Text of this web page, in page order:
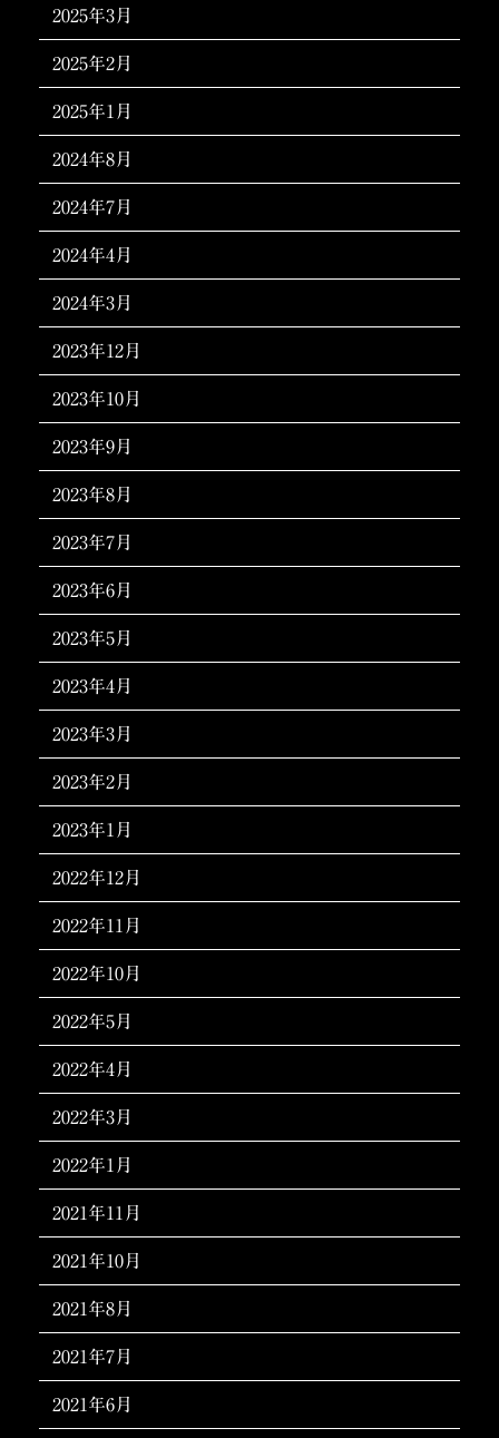
2025年3月
2025年2月
2025年1月
2024年8月
2024年7月
2024年4月
2024年3月
2023年12月
2023年10月
2023年9月
2023年8月
2023年7月
2023年6月
2023年5月
2023年4月
2023年3月
2023年2月
2023年1月
2022年12月
2022年11月
2022年10月
2022年5月
2022年4月
2022年3月
2022年1月
2021年11月
2021年10月
2021年8月
2021年7月
2021年6月